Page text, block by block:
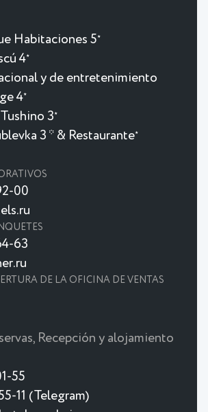
Habitaciones 5★
4★
y de entretenimiento
4★
3★
3 * & Restaurante★
00
63
DE LA OFICINA DE VENTAS
Recepción y alojamiento
55
11 (Telegram)